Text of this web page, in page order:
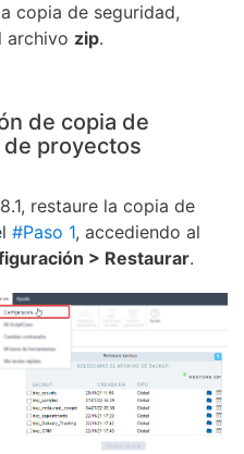
copia de seguridad,
archivo zip.
de copia de
proyectos
restaure la copia de
#Paso 1, accediendo al
> Restaurar.